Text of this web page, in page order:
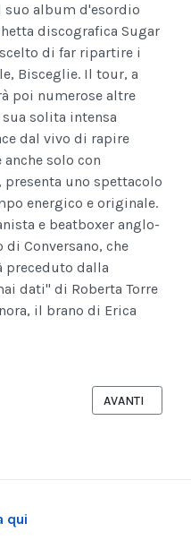
suo album d'esordio
discografica Sugar
di far ripartire i
Bisceglie. Il tour, a
poi numerose altre
solita intensa
dal vivo di rapire
solo con
uno spettacolo
energico e originale.
e beatboxer anglo-
di Conversano, che
preceduto dalla
dati" di Roberta Torre
il brano di Erica
APERTE DOMENICA 27 IN
ARTICOLO
AVANTI
qui